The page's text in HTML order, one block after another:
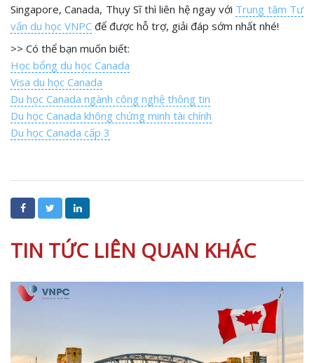
Singapore, Canada, Thụy Sĩ thì liên hệ ngay với Trung tâm Tư
vấn du học VNPC để được hỗ trợ, giải đáp sớm nhất nhé!
>> Có thể bạn muốn biết:
Học bổng du học Canada
Visa du học Canada
Du học Canada ngành công nghệ thông tin
Du học Canada không chứng minh tài chính
Du học Canada cấp 3
TIN TỨC LIÊN QUAN KHÁC